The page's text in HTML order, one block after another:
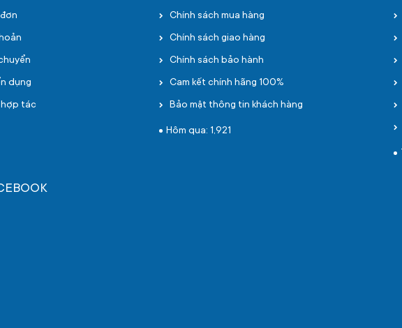
dụng
hợp tác
Chính sách mua hàng
Chính sách giao hàng
Chính sách bảo hành
Cam kết chính hãng 100%
Bảo mật thông tin khách hàng
Hôm qua: 1,921